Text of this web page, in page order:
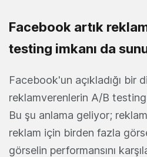
Facebook artık
testing imkanı da
Facebook'un açıkladığı bir
reklamverenlerin A/B
Bu şu anlama geliyor;
reklam için birden fazla
görselin performansını